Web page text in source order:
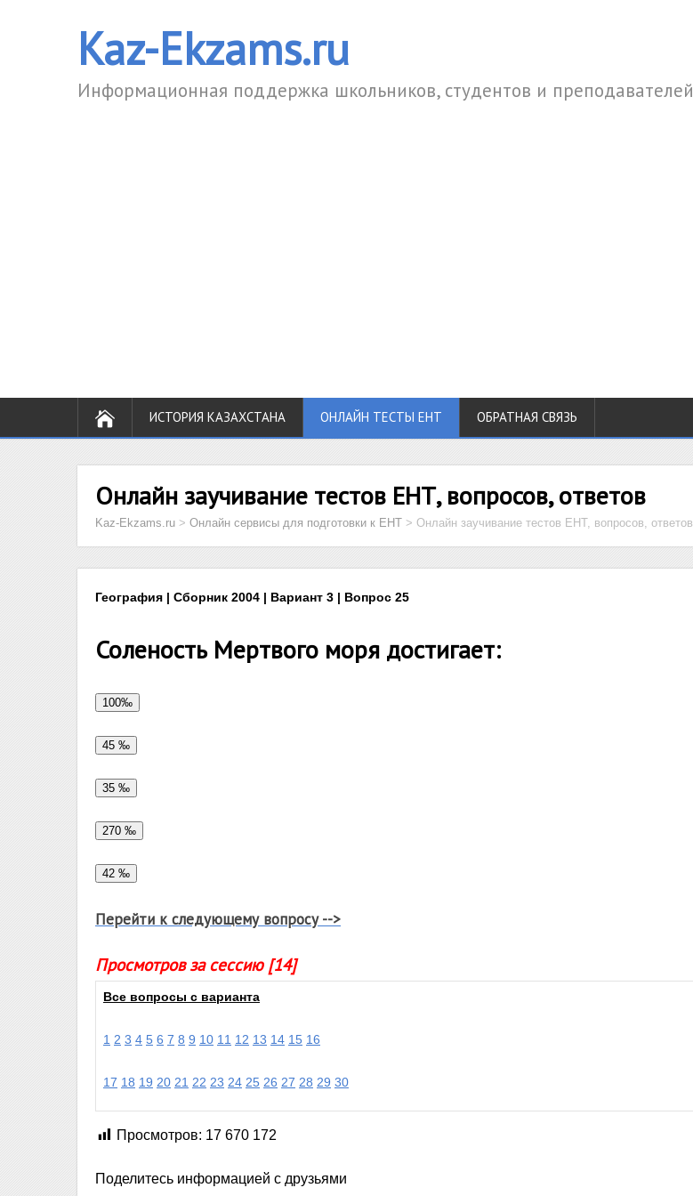
Kaz-Ekzams.ru
Информационная поддержка школьников, студентов и преподавателей
ИСТОРИЯ КАЗАХСТАНА ОНЛАЙН ТЕСТЫ ЕНТ ОБРАТНАЯ СВЯЗЬ
Онлайн заучивание тестов ЕНТ, вопросов, ответов
Kaz-Ekzams.ru > Онлайн сервисы для подготовки к ЕНТ > Онлайн заучивание тестов ЕНТ, вопросов, ответов
География | Сборник 2004 | Вариант 3 | Вопрос 25
Соленость Мертвого моря достигает:
Перейти к следующему вопросу -->
Просмотров за сессию [14]
Все вопросы с варианта
1 2 3 4 5 6 7 8 9 10 11 12 13 14 15 16
17 18 19 20 21 22 23 24 25 26 27 28 29 30
Просмотров: 17 670 172
Поделитесь информацией с друзьями